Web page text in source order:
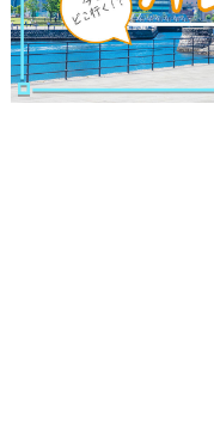
ブログ記事
サイトについて